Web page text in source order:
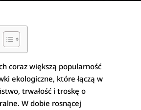
coraz większą popularność
ekologiczne, które łączą w
trwałość i troskę o
W dobie rosnącej